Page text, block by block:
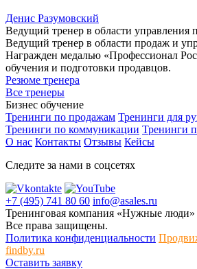
Денис Разумовский
Ведущий тренер в области управления
Ведущий тренер в области продаж и
Награжден медалью «Профессионал
обучения и подготовки продавцов.
Резюме тренера
Все тренеры
Бизнес обучение
Тренинги по продажам Тренинги для
Тренинги по коммуникации Тренинги
О нас Контакты Отзывы Кейсы
Следите за нами в соцсетях
+7 (495) 741 80 60 info@asales.ru
Тренинговая компания «Нужные
Все права защищены.
Политика конфиденциальности
findby.ru
Оставить заявку